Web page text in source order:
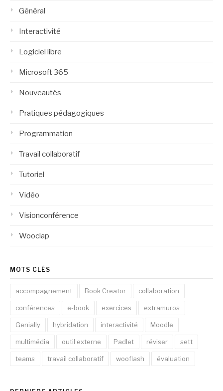
Général
Interactivité
Logiciel libre
Microsoft 365
Nouveautés
Pratiques pédagogiques
Programmation
Travail collaboratif
Tutoriel
Vidéo
Visionconférence
Wooclap
MOTS CLÉS
accompagnement Book Creator collaboration
conférences e-book exercices extramuros
Genially hybridation interactivité Moodle
multimédia outil externe Padlet réviser sett
teams travail collaboratif wooflash évaluation